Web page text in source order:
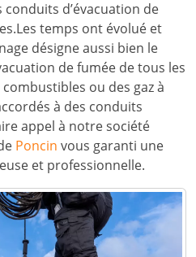
d’évacuation de
temps ont évolué et
désigne aussi bien le
de fumée de tous les
ou des gaz à
à des conduits
appel à notre société
Poncin vous garanti une
et professionnelle.